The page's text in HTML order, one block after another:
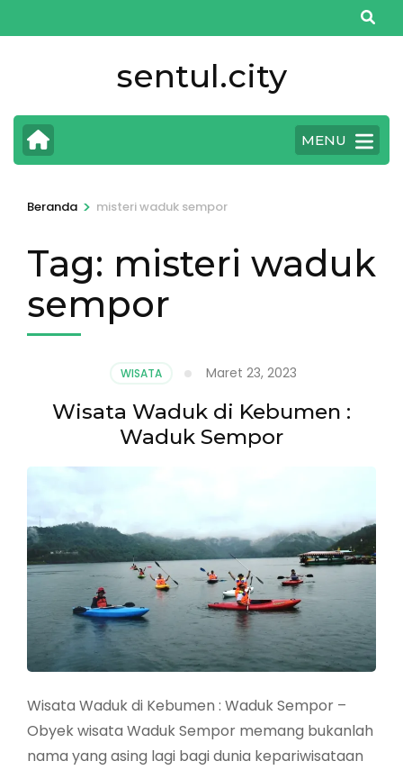
ke
Enter)
sentul.city
MENU
Beranda > misteri waduk sempor
Tag: misteri waduk
sempor
WISATA Maret 23, 2023
Wisata Waduk di Kebumen :
Waduk Sempor
Wisata Waduk di Kebumen : Waduk Sempor –
Obyek wisata Waduk Sempor memang bukanlah
nama yang asing lagi bagi dunia kepariwisataan